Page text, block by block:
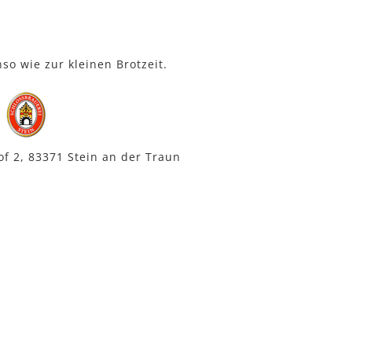
wie zur kleinen Brotzeit.
2, 83371 Stein an der Traun